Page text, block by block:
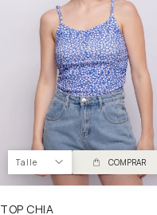
Talle COMPRAR
TOP CHIA